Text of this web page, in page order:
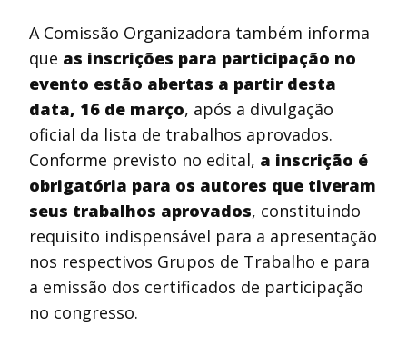
A Comissão Organizadora também informa
que as inscrições para participação no
evento estão abertas a partir desta
data, 16 de março, após a divulgação
oficial da lista de trabalhos aprovados.
Conforme previsto no edital, a inscrição é
obrigatória para os autores que tiveram
seus trabalhos aprovados, constituindo
requisito indispensável para a apresentação
nos respectivos Grupos de Trabalho e para
a emissão dos certificados de participação
no congresso.